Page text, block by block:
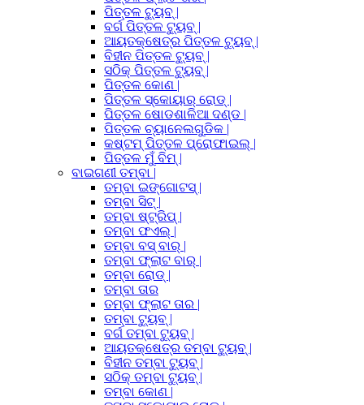
ପିତ୍ତଳ ଟ୍ୟୁବ୍ |
ବର୍ଗ ପିତ୍ତଳ ଟ୍ୟୁବ୍ |
ଆୟତକ୍ଷେତ୍ର ପିତ୍ତଳ ଟ୍ୟୁବ୍ |
ବିହୀନ ପିତ୍ତଳ ଟ୍ୟୁବ୍ |
ସଠିକ୍ ପିତ୍ତଳ ଟ୍ୟୁବ୍ |
ପିତ୍ତଳ କୋଣ |
ପିତ୍ତଳ ସ୍କୋୟାର୍ ରୋଡ୍ |
ପିତ୍ତଳ ଷୋଡଶାଳିଆ ଦଣ୍ଡ |
ପିତ୍ତଳ ଚ୍ୟାନେଲଗୁଡିକ |
କଷ୍ଟମ୍ ପିତ୍ତଳ ପ୍ରୋଫାଇଲ୍ |
ପିତ୍ତଳ ମୁଁ ବିମ୍ |
ବାଇଗଣୀ ତମ୍ବା |
ତମ୍ବା ଇଙ୍ଗୋଟସ୍ |
ତମ୍ବା ସିଟ୍ |
ତମ୍ବା ଷ୍ଟ୍ରିପ୍ |
ତମ୍ବା ଫଏଲ୍ |
ତମ୍ବା ବସ୍ ବାର୍ |
ତମ୍ବା ଫ୍ଲାଟ ବାର୍ |
ତମ୍ବା ରୋଡ୍ |
ତମ୍ବା ତାର
ତମ୍ବା ଫ୍ଲାଟ ତାର |
ତମ୍ବା ଟ୍ୟୁବ୍ |
ବର୍ଗ ତମ୍ବା ଟ୍ୟୁବ୍ |
ଆୟତକ୍ଷେତ୍ର ତମ୍ବା ଟ୍ୟୁବ୍ |
ବିହୀନ ତମ୍ବା ଟ୍ୟୁବ୍ |
ସଠିକ୍ ତମ୍ବା ଟ୍ୟୁବ୍ |
ତମ୍ବା କୋଣ |